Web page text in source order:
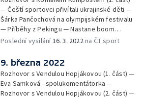
— Čeští sportovci přivítali ukrajinské děti —
Šárka Pančochová na olympijském festivalu
— Příběhy z Pekingu — Nastane boom
curlingu v Česku? — V jedné minutě
Poslední vysílání16. 3. 2022na ČT sport
9. března 2022
Rozhovor s Vendulou Hopjákovou (1. část) —
Eva Samková - spolukomentátorka —
Rozhovor s Vendulou Hopjákovou (2. část) —